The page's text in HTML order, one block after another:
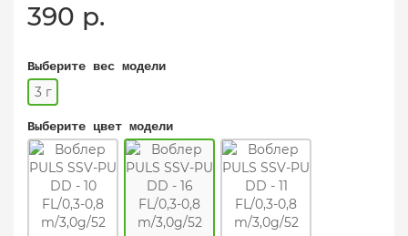
390 р.
Выберите вес модели
3 г
Выберите цвет модели